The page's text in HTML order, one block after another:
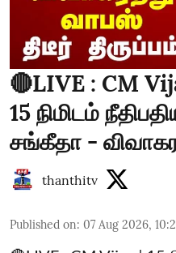
🔴LIVE : CM
15 நிமிடம்
சங்கீதா -
thanthitv
Published on: 07 Aug 2026,